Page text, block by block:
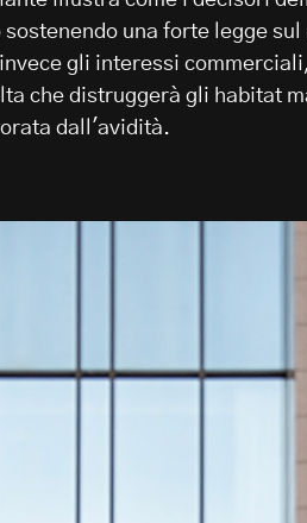
una forte legge
gli interessi
che distruggerà gli habitat
dall'avidità.